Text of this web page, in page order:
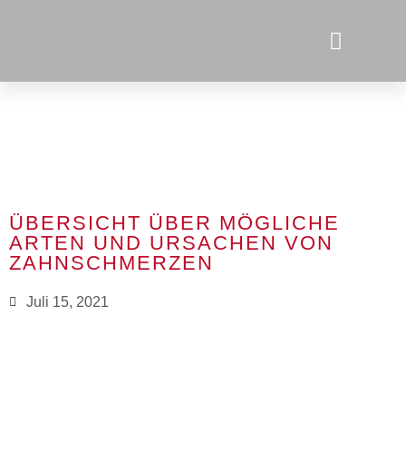
ÜBERSICHT ÜBER MÖGLICHE
ARTEN UND URSACHEN VON
ZAHNSCHMERZEN
Juli 15, 2021